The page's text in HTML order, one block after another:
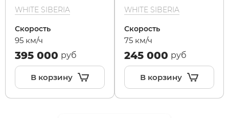
WHITE SIBERIA
Скорость
95 км/ч
395 000 руб
В корзину
WHITE SIBERIA
Скорость
75 км/ч
245 000 руб
В корзину